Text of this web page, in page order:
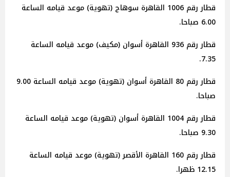
قطار رقم 1006 القاهرة سوهاج (تهوية) موعد قيامه الساعة
6.00 صباحا.
قطار رقم 936 القاهرة أسوان (مكيف) موعد قيامه الساعة
7.35.
قطار رقم 80 القاهرة أسوان (تهوية) موعد قيامه الساعة 9.00
صباحا.
قطار رقم 1004 القاهرة أسوان (تهوية) موعد قيامه الساعة
9.30 صباحا.
قطار رقم 160 القاهرة الأقصر (تهوية) موعد قيامه الساعة
12.15 ظهرا.